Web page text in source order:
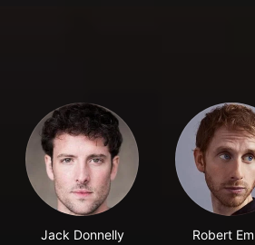
Jack Donnelly
Robert